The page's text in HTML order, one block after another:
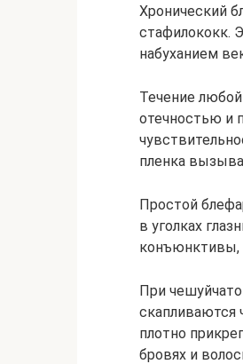
Хронический
стафилококк.
набуханием
Течение
отечностью и
пленка
Простой
в уголках
конъюнктивы,
При
скапливаются
плотно
бровях и